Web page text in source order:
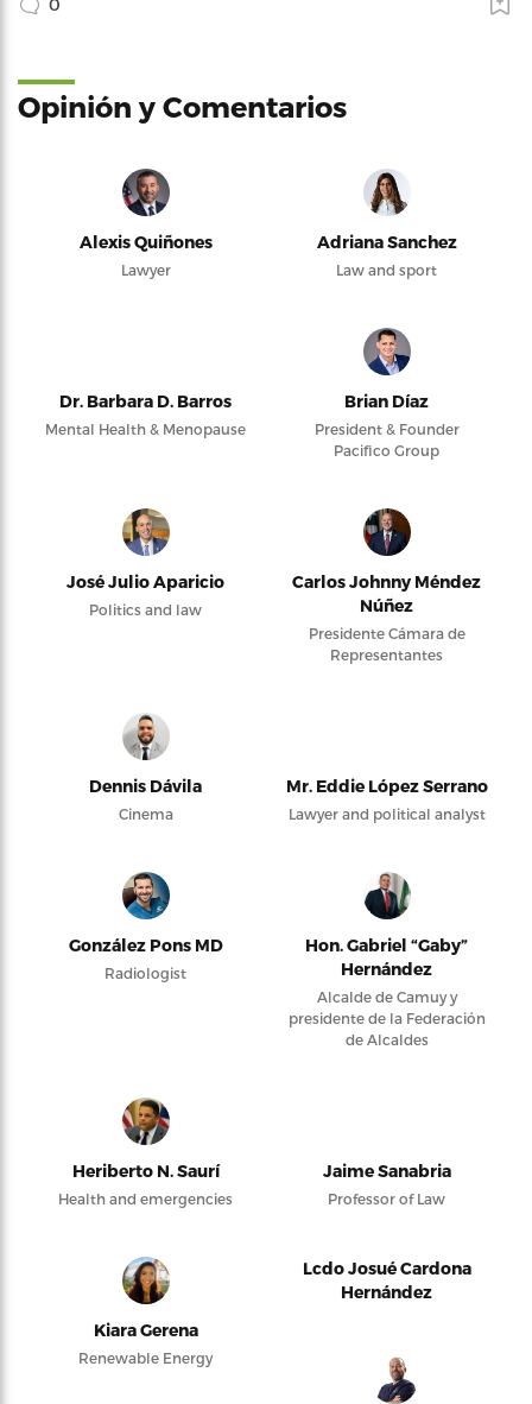
0
Opinión y Comentarios
Alexis Quiñones
Lawyer
Adriana Sanchez
Law and sport
Dr. Barbara D. Barros
Mental Health & Menopause
Brian Díaz
President & Founder
Pacifico Group
José Julio Aparicio
Politics and law
Carlos Johnny Méndez
Núñez
Presidente Cámara de
Representantes
Dennis Dávila
Cinema
Mr. Eddie López Serrano
Lawyer and political analyst
González Pons MD
Radiologist
Hon. Gabriel “Gaby”
Hernández
Alcalde de Camuy y
presidente de la Federación
de Alcaldes
Heriberto N. Saurí
Health and emergencies
Jaime Sanabria
Professor of Law
Kiara Gerena
Renewable Energy
Lcdo Josué Cardona
Hernández